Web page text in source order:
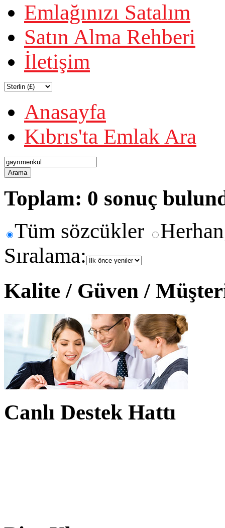
Emlağınızı Satalım
Satın Alma Rehberi
İletişim
Anasayfa
Kıbrıs'ta Emlak Ara
Arama
Toplam: 0 sonuç
Tüm sözcükler
Sıralama:
Kalite / Güven /
Canlı Destek Hattı